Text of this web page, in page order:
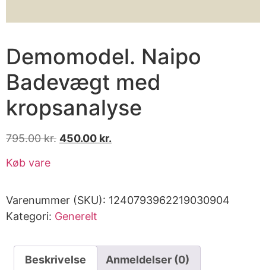
Demomodel. Naipo
Badevægt med
kropsanalyse
795.00kr. 450.00 kr.
Køb vare
Varenummer (SKU): 1240793962219030904
Kategori: Generelt
Beskrivelse Anmeldelser (0)